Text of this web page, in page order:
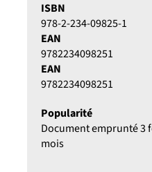
ISBN
978-2-234-09825-1
EAN
9782234098251
EAN
9782234098251
Popularité
Document emprunté 3
mois